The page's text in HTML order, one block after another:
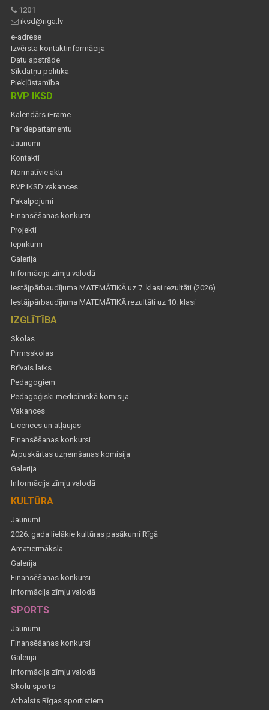
1201
iksd@riga.lv
e-adrese
Izvērsta kontaktinformācija
Datu apstrāde
Sīkdatņu politika
Piekļūstamība
RVP IKSD
Kalendārs iFrame
Par departamentu
Jaunumi
Kontakti
Normatīvie akti
RVP IKSD vakances
Pakalpojumi
Finansēšanas konkursi
Projekti
Iepirkumi
Galerija
Informācija zīmju valodā
Iestājpārbaudījuma MATEMĀTIKĀ uz 7. klasi rezultāti (2026)
Iestājpārbaudījuma MATEMĀTIKĀ rezultāti uz 10. klasi
IZGLĪTĪBA
Skolas
Pirmsskolas
Brīvais laiks
Pedagogiem
Pedagoģiski medicīniskā komisija
Vakances
Licences un atļaujas
Finansēšanas konkursi
Ārpuskārtas uzņemšanas komisija
Galerija
Informācija zīmju valodā
KULTŪRA
Jaunumi
2026. gada lielākie kultūras pasākumi Rīgā
Amatiermāksla
Galerija
Finansēšanas konkursi
Informācija zīmju valodā
SPORTS
Jaunumi
Finansēšanas konkursi
Galerija
Informācija zīmju valodā
Skolu sports
Atbalsts Rīgas sportistiem